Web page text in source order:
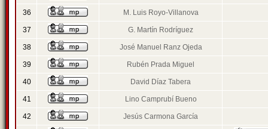
36 M. Luis Royo-Villanova
37 G. Martín Rodríguez
38 José Manuel Ranz Ojeda
39 Rubén Prada Miguel
40 David Díaz Tabera
41 Lino Camprubí Bueno
42 Jesús Carmona García